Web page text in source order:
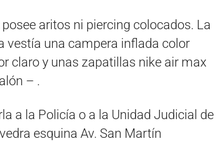
aritos ni piercing colocados. La
vestía una campera inflada color
claro y unas zapatillas nike air max
– .
a la Policía o a la Unidad Judicial de
esquina Av. San Martín